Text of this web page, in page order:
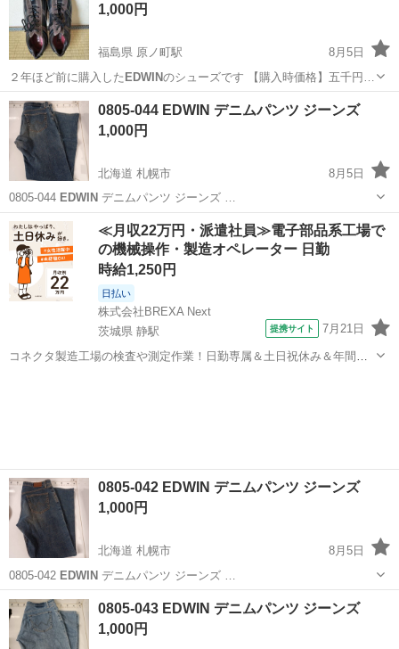
ました。
1,000円
福島県 原ノ町駅
8月5日
２年ほど前に購入した EDWINのシューズです 【購入時価格】五千円…
福島 南相馬市
0805-044 EDWIN デニムパンツ ジーンズ
1,000円
北海道 札幌市
8月5日
0805-044 EDWIN デニムパンツ ジーンズ …
北海道 札幌市 ジーンズ/デニム EDWIN
≪月収22万円・派遣社員≫電子部品系工場で
の機械操作・製造オペレーター 日勤
時給1,250円
日払い
株式会社BREXA Next
茨城県 静駅
提携サイト 7月21日
コネクタ製造工場の検査や測定作業！日勤専属＆土日祝休み＆年間休
0805-042 EDWIN デニムパンツ ジーンズ
1,000円
北海道 札幌市
8月5日
0805-042 EDWIN
北海道 札幌市 EDWIN
0805-043 EDWIN デニムパンツ ジーンズ
1,000円